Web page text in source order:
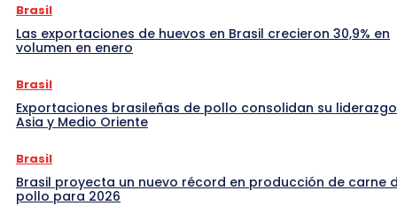
Brasil
Las exportaciones de huevos en Brasil crecieron 30,9% en
volumen en enero
Brasil
Exportaciones brasileñas de pollo consolidan su
Asia y Medio Oriente
Brasil
Brasil proyecta un nuevo récord en producción de carne
pollo para 2026